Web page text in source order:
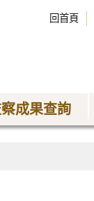
回首頁
成果查詢